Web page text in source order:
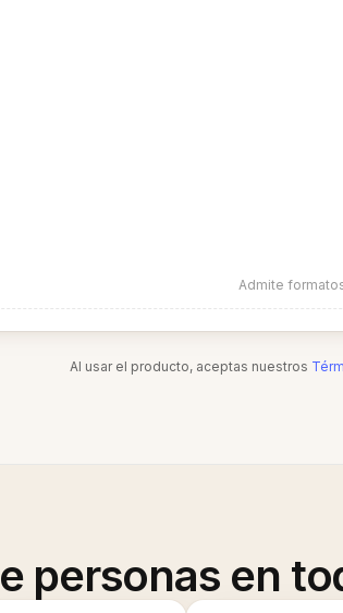
Admite
Al usar el producto, aceptas nuestros
personas en